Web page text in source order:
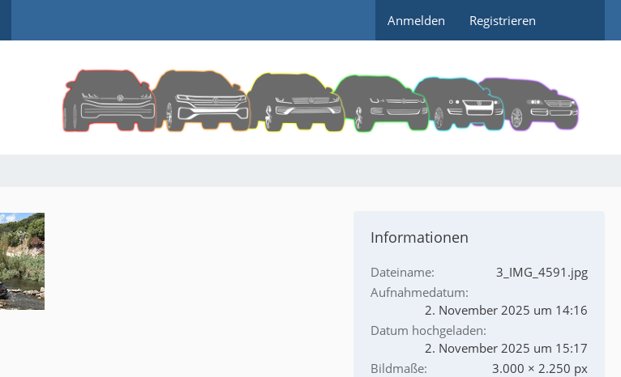
Anmelden Registrieren
Informationen
Dateiname
3_IMG_4591.jpg
Aufnahmedatum
2. November 2025 um 14:16
Datum hochgeladen
2. November 2025 um 15:17
Bildmaße
3.000 × 2.250 px